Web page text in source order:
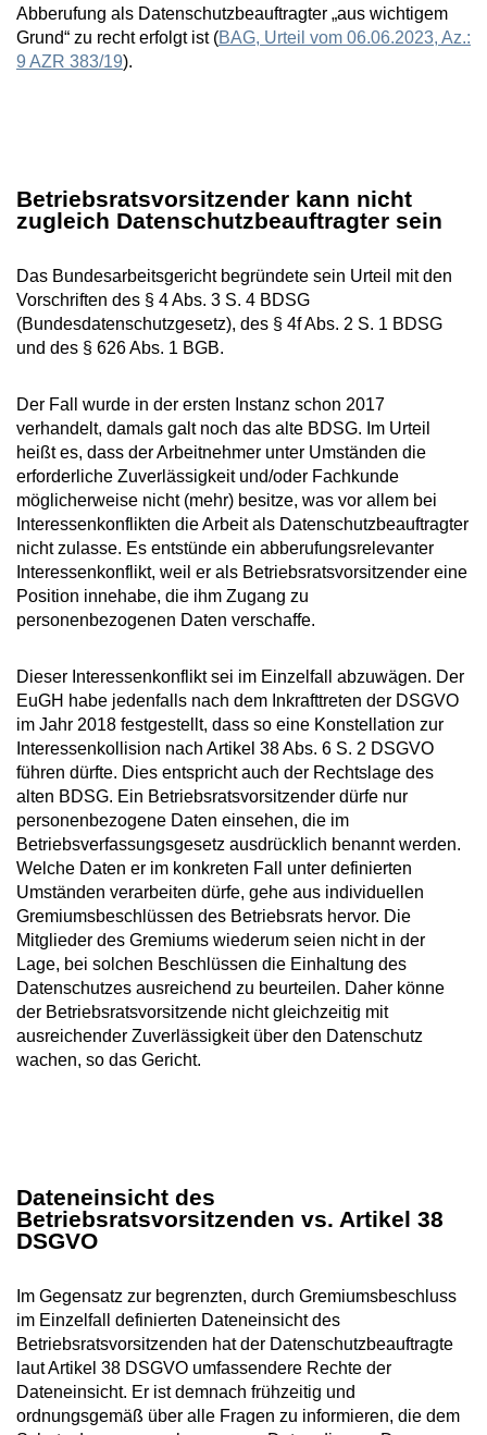
Abberufung als Datenschutzbeauftragter „aus wichtigem
Grund“ zu recht erfolgt ist (BAG, Urteil vom 06.06.2023, Az.:
9 AZR 383/19).
Betriebsratsvorsitzender kann nicht
zugleich Datenschutzbeauftragter sein
Das Bundesarbeitsgericht begründete sein Urteil mit den
Vorschriften des § 4 Abs. 3 S. 4 BDSG
(Bundesdatenschutzgesetz), des § 4f Abs. 2 S. 1 BDSG
und des § 626 Abs. 1 BGB.
Der Fall wurde in der ersten Instanz schon 2017
verhandelt, damals galt noch das alte BDSG. Im Urteil
heißt es, dass der Arbeitnehmer unter Umständen die
erforderliche Zuverlässigkeit und/oder Fachkunde
möglicherweise nicht (mehr) besitze, was vor allem bei
Interessenkonflikten die Arbeit als Datenschutzbeauftragter
nicht zulasse. Es entstünde ein abberufungsrelevanter
Interessenkonflikt, weil er als Betriebsratsvorsitzender eine
Position innehabe, die ihm Zugang zu
personenbezogenen Daten verschaffe.
Dieser Interessenkonflikt sei im Einzelfall abzuwägen. Der
EuGH habe jedenfalls nach dem Inkrafttreten der DSGVO
im Jahr 2018 festgestellt, dass so eine Konstellation zur
Interessenkollision nach Artikel 38 Abs. 6 S. 2 DSGVO
führen dürfte. Dies entspricht auch der Rechtslage des
alten BDSG. Ein Betriebsratsvorsitzender dürfe nur
personenbezogene Daten einsehen, die im
Betriebsverfassungsgesetz ausdrücklich benannt werden.
Welche Daten er im konkreten Fall unter definierten
Umständen verarbeiten dürfe, gehe aus individuellen
Gremiumsbeschlüssen des Betriebsrats hervor. Die
Mitglieder des Gremiums wiederum seien nicht in der
Lage, bei solchen Beschlüssen die Einhaltung des
Datenschutzes ausreichend zu beurteilen. Daher könne
der Betriebsratsvorsitzende nicht gleichzeitig mit
ausreichender Zuverlässigkeit über den Datenschutz
wachen, so das Gericht.
Dateneinsicht des
Betriebsratsvorsitzenden vs. Artikel 38
DSGVO
Im Gegensatz zur begrenzten, durch Gremiumsbeschluss
im Einzelfall definierten Dateneinsicht des
Betriebsratsvorsitzenden hat der Datenschutzbeauftragte
laut Artikel 38 DSGVO umfassendere Rechte der
Dateneinsicht. Er ist demnach frühzeitig und
ordnungsgemäß über alle Fragen zu informieren, die dem